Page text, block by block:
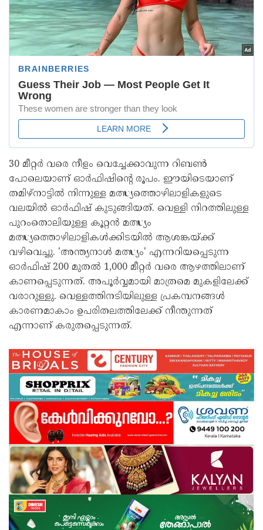
30 മീറ്റര്‍ വരെ നീളം വെച്ചേക്കാവുന്ന റിബണ്‍
പോലെയാണ് ഓര്‍ഫിഷിന്റെ രൂപം. ഈയിടെയാണ്
തമിഴ്നാട്ടില്‍ നിന്നുള്ള മത്സ്യത്തൊഴിലാളികളുടെ
വലയില്‍ ഓര്‍ഫിഷ് കുടുങ്ങിയത്. വെള്ളി നിറത്തിലുള്ള
പുറംതൊലിയുള്ള കൂറ്റന്‍ മത്സ്യം
മത്സ്യത്തൊഴിലാളികള്‍ക്കിടയില്‍ ആശങ്കയ്ക്ക്
വഴിവെച്ചു. 'അന്ത്യനാള്‍ മത്സ്യം' എന്നറിയപ്പെടുന്ന
ഓര്‍ഫിഷ് 200 മുതല്‍ 1,000 മീറ്റര്‍ വരെ ആഴത്തിലാണ്
കാണപ്പെടുന്നത്. അപൂര്‍വ്വമായി മാത്രമെ മുകളിലേക്ക്
വരാറുള്ളു. വെള്ളത്തിനടിയിലുള്ള പ്രകമ്പനങ്ങള്‍
കാരണമാകാം ഉപരിതലത്തിലേക്ക് നീന്തുന്നത്
എന്നാണ് കരുതപ്പെടുന്നത്.